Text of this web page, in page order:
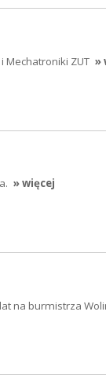
Mechatroniki ZUT »
» więcej
na burmistrza